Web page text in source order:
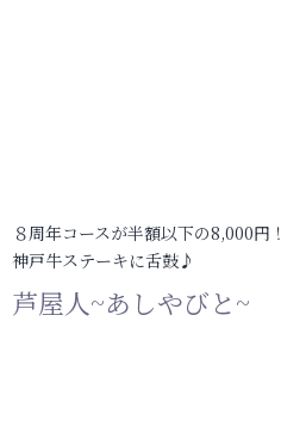
８周年コースが半額以下の8,000円！
神戸牛ステーキに舌鼓♪
芦屋人~あしやびと~